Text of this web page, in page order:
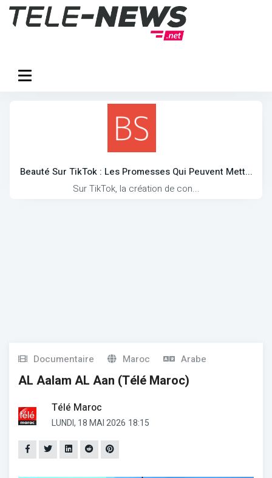
Beauté Sur TikTok : Les Promesses Qui Peuvent Mett...
Sur TikTok, la création de con...
Documentaire Maroc Arabe
AL Aalam AL Aan (Télé Maroc)
Télé Maroc
LUNDI, 18 MAI 2026 18:15